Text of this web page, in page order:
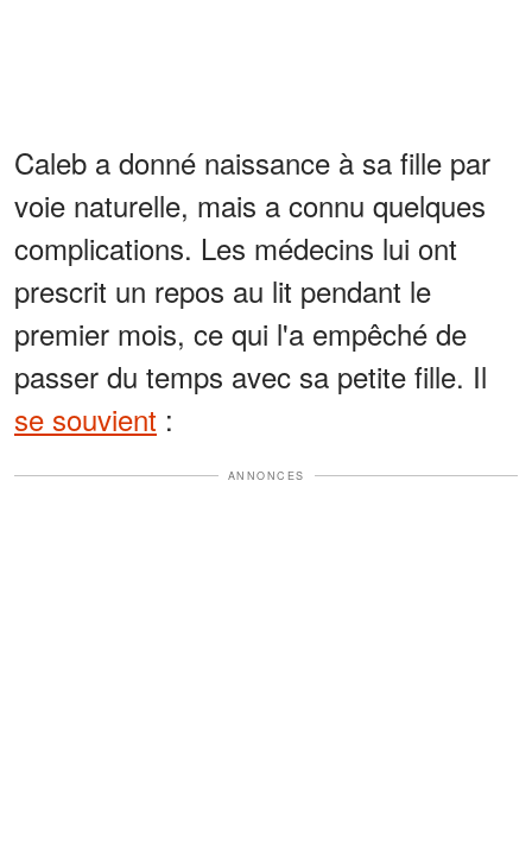
Caleb a donné naissance à sa fille par
voie naturelle, mais a connu quelques
complications. Les médecins lui ont
prescrit un repos au lit pendant le
premier mois, ce qui l'a empêché de
passer du temps avec sa petite fille. Il
se souvient :
ANNONCES